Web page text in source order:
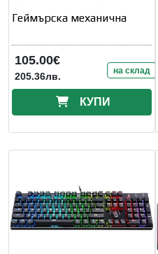
Геймърска механична
105.00€
205.36лв. на склад
КУПИ